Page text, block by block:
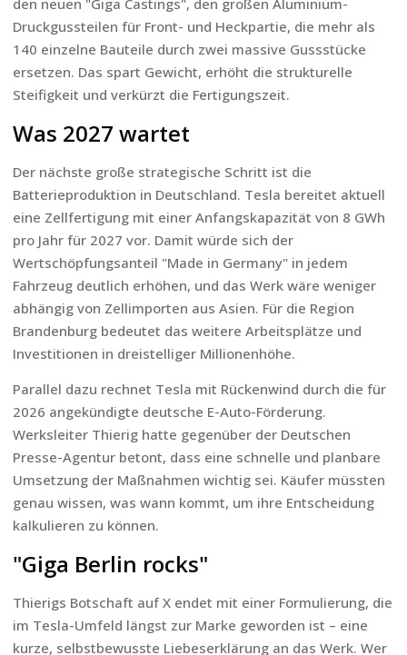
Druckgussteilen für Front- und Heckpartie, die mehr als
140 einzelne Bauteile durch zwei massive Gussstücke
ersetzen. Das spart Gewicht, erhöht die strukturelle
Steifigkeit und verkürzt die Fertigungszeit.
Was 2027 wartet
Der nächste große strategische Schritt ist die
Batterieproduktion in Deutschland. Tesla bereitet aktuell
eine Zellfertigung mit einer Anfangskapazität von 8 GWh
pro Jahr für 2027 vor. Damit würde sich der
Wertschöpfungsanteil "Made in Germany" in jedem
Fahrzeug deutlich erhöhen, und das Werk wäre weniger
abhängig von Zellimporten aus Asien. Für die Region
Brandenburg bedeutet das weitere Arbeitsplätze und
Investitionen in dreistelliger Millionenhöhe.
Parallel dazu rechnet Tesla mit Rückenwind durch die für
2026 angekündigte deutsche E-Auto-Förderung.
Werksleiter Thierig hatte gegenüber der Deutschen
Presse-Agentur betont, dass eine schnelle und planbare
Umsetzung der Maßnahmen wichtig sei. Käufer müssten
genau wissen, was wann kommt, um ihre Entscheidung
kalkulieren zu können.
"Giga Berlin rocks"
Thierigs Botschaft auf X endet mit einer Formulierung, die
im Tesla-Umfeld längst zur Marke geworden ist – eine
kurze, selbstbewusste Liebeserklärung an das Werk. Wer